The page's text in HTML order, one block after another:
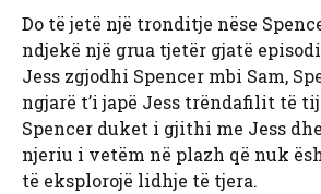
Do të jetë një tronditje nëse
ndjekë një grua tjetër gjatë
Jess zgjodhi Spencer mbi Sam,
ngjarë t’i japë Jess trëndafilit të
Spencer duket i gjithi me Jess
njeriu i vetëm në plazh që nuk
të eksplorojë lidhje të tjera.